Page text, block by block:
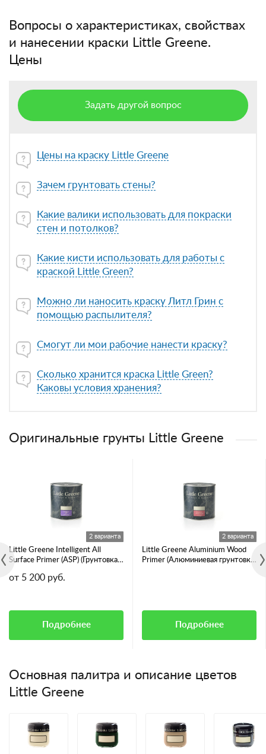
Вопросы о характеристиках, свойствах
и нанесении краски Little Greene.
Цены
Задать другой вопрос
Цены на краску Little Greene
Зачем грунтовать стены?
Какие валики использовать для покраски
стен и потолков?
Какие кисти использовать для работы с
краской Little Green?
Можно ли наносить краску Литл Грин с
помощью распылителя?
Смогут ли мои рабочие нанести краску?
Сколько хранится краска Little Green?
Каковы условия хранения?
Оригинальные грунты Little Greene
2 варианта
Little Greene Intelligent All
Surface Primer (ASP) (Грунтовка
от 5 200 руб.
Подробнее
2 варианта
Little Greene Aluminium Wood
Primer (Алюминиевая грунтовка
Подробнее
Основная палитра и описание цветов
Little Greene